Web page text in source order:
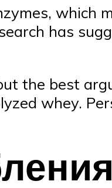
has
the best
whey.